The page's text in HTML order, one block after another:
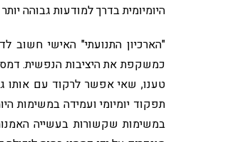
היומיומית בדרך למודעות גבוהה
"הארכיון התנועתי" האישי חשוב
כמשקפת את היציבות הנפשית.
טענו, שאי אפשר לרקוד עם אותו
תפקוד יומיומי ועמידה במשימות
במשימות שקשורות בעשייה